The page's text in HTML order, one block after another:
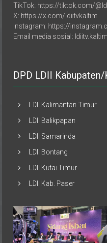
Facebook: https://
TikTok: https://tiktok.com/
X: https://x.com/ldiitvkaltim
Instagram: https://
DPD LDII